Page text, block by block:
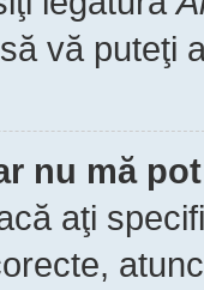
vă puteţi
nu mă
aţi